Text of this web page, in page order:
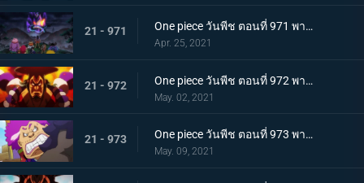
21 - 971 One piece วันพีช ตอนที่ 971 พากย์ไทย บุก! โอเด้งและ 9 ปลอกดาบแดง
Apr. 25, 2021
21 - 972 One piece วันพีช ตอนที่ 972 พากย์ไทย ถึงเวลาตัดสิน! โอเด้งปะทะไคโด!
May. 02, 2021
21 - 973 One piece วันพีช ตอนที่ 973 พากย์ไทย ต้มจนตาย การต่อสู้ 1 ชั่วโมงของโอเด้ง
May. 09, 2021